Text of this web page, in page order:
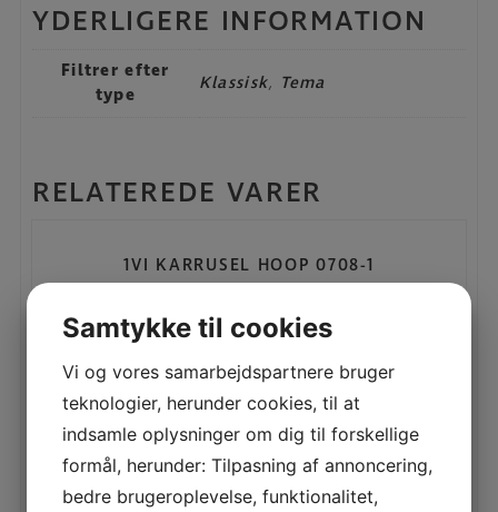
YDERLIGERE INFORMATION
Filtrer efter
type
Klassisk, Tema
RELATEREDE VARER
1VI KARRUSEL HOOP 0708-1
9FH FRØ KARRUSEL – REFERENCE
LÆS MERE
Samtykke til cookies
Vi og vores samarbejdspartnere bruger
teknologier, herunder cookies, til at
indsamle oplysninger om dig til forskellige
formål, herunder: Tilpasning af annoncering,
bedre brugeroplevelse, funktionalitet,